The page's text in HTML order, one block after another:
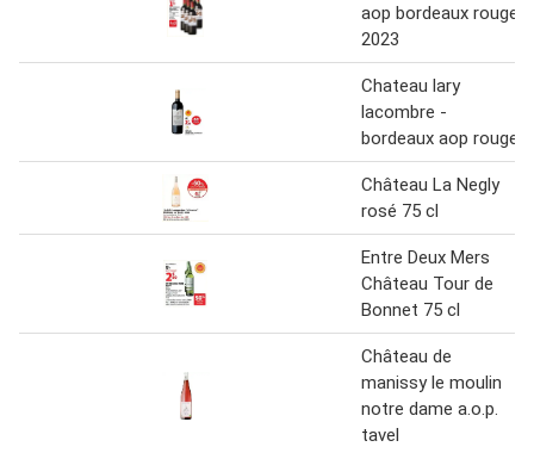
aop bordeaux rouge
2023
Chateau lary
lacombre -
bordeaux aop rouge
Château La Negly
rosé 75 cl
Entre Deux Mers
Château Tour de
Bonnet 75 cl
Château de
manissy le moulin
notre dame a.o.p.
tavel